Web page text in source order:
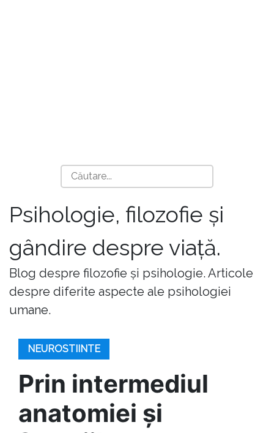
Psihologie, filozofie și
gândire despre viață.
Blog despre filozofie și psihologie. Articole
despre diferite aspecte ale psihologiei
umane.
NEUROSTIINTE
Prin intermediul
anatomiei și